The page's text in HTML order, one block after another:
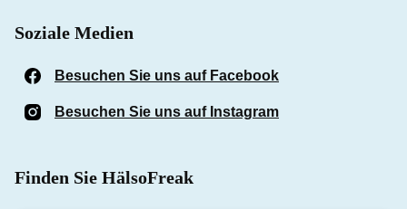
Soziale Medien
Besuchen Sie uns auf Facebook
Besuchen Sie uns auf Instagram
Finden Sie HälsoFreak